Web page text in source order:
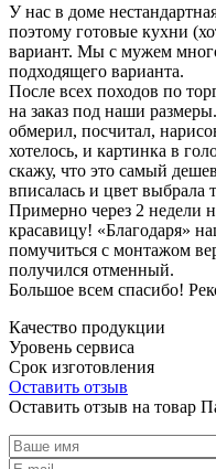
У нас в доме
поэтому готовые кухни
вариант. Мы с мужем
подходящего варианта.
После всех походов по
на заказ под наши
обмерил, посчитал,
хотелось, и картинка в
скажу, что это самый
вписалась и цвет выбрала
Примерно через 2 недели
красавицу! «Благодаря»
помучиться с монтажом
получился отменный.
Большое всем спасибо!
Качество продукции
Уровень сервиса
Срок изготовления
Оставить отзыв
Оставить отзыв на товар